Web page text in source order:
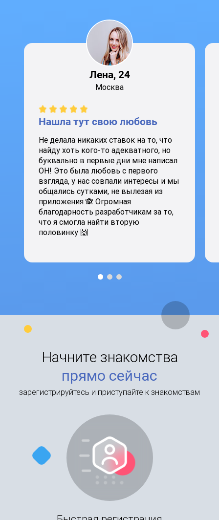
Лена, 24
Москва
Нашла тут свою любовь
Не делала никаких ставок на то, что
найду хоть кого-то адекватного, но
буквально в первые дни мне написал
ОН! Это была любовь с первого
взгляда, у нас совпали интересы и мы
общались сутками, не вылезая из
приложения 🙈 Огромная
благодарность разработчикам за то,
что я смогла найти вторую
половинку 🙌
Начните знакомства
прямо сейчас
зарегистрируйтесь и приступайте к знакомствам